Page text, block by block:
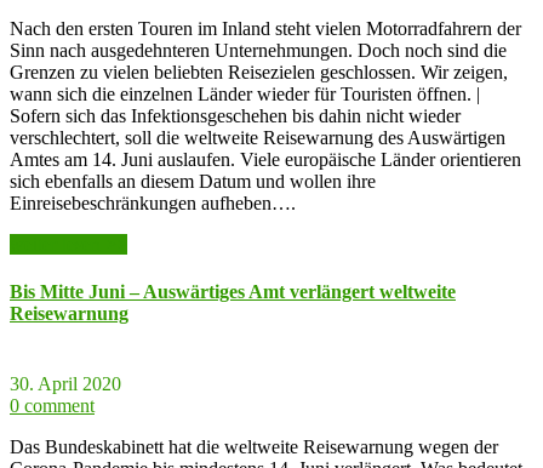
Nach den ersten Touren im Inland steht vielen Motorradfahrern der
Sinn nach ausgedehnteren Unternehmungen. Doch noch sind die
Grenzen zu vielen beliebten Reisezielen geschlossen. Wir zeigen,
wann sich die einzelnen Länder wieder für Touristen öffnen. |
Sofern sich das Infektionsgeschehen bis dahin nicht wieder
verschlechtert, soll die weltweite Reisewarnung des Auswärtigen
Amtes am 14. Juni auslaufen. Viele europäische Länder orientieren
sich ebenfalls an diesem Datum und wollen ihre
Einreisebeschränkungen aufheben….
Bis Mitte Juni – Auswärtiges Amt verlängert weltweite
Reisewarnung
30. April 2020
0 comment
Das Bundeskabinett hat die weltweite Reisewarnung wegen der